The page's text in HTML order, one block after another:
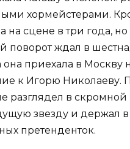
хормейстерами.
на сцене в три года, но
поворот ждал в
она приехала в Москву
к Игорю Николаеву.
разглядел в скромной
звезду и держал
претенденток.